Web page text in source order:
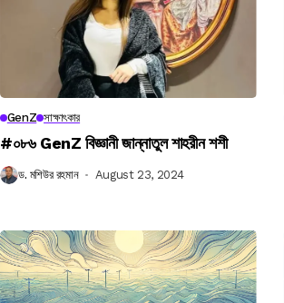
GenZ সাক্ষাৎকার
#০৮৬ GenZ বিজ্ঞানী জান্নাতুল শাহরীন শশী
ড. মশিউর রহমান August 23, 2024